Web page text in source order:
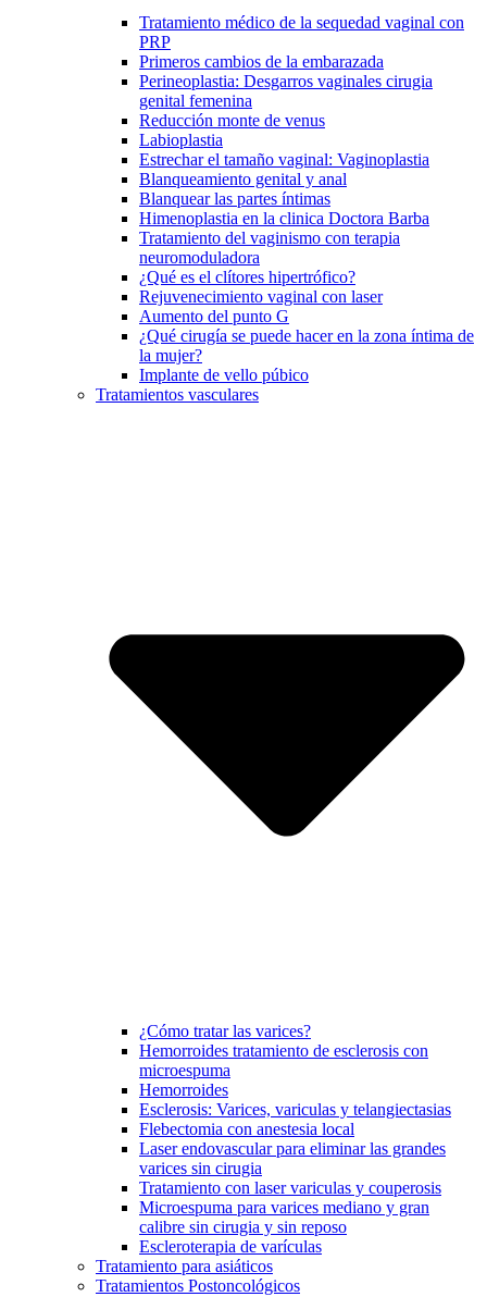
Tratamiento médico de la sequedad vaginal con
PRP
Primeros cambios de la embarazada
Perineoplastia: Desgarros vaginales cirugia
genital femenina
Reducción monte de venus
Labioplastia
Estrechar el tamaño vaginal: Vaginoplastia
Blanqueamiento genital y anal
Blanquear las partes íntimas
Himenoplastia en la clinica Doctora Barba
Tratamiento del vaginismo con terapia
neuromoduladora
¿Qué es el clítores hipertrófico?
Rejuvenecimiento vaginal con laser
Aumento del punto G
¿Qué cirugía se puede hacer en la zona íntima de
la mujer?
Implante de vello púbico
Tratamientos vasculares
¿Cómo tratar las varices?
Hemorroides tratamiento de esclerosis con
microespuma
Hemorroides
Esclerosis: Varices, variculas y telangiectasias
Flebectomia con anestesia local
Laser endovascular para eliminar las grandes
varices sin cirugia
Tratamiento con laser variculas y couperosis
Microespuma para varices mediano y gran
calibre sin cirugia y sin reposo
Escleroterapia de varículas
Tratamiento para asiáticos
Tratamientos Postoncológicos